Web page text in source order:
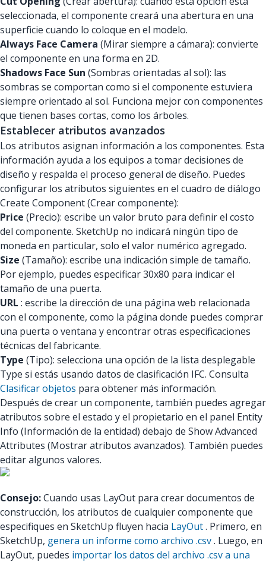
seleccionada, el componente creará una abertura en una
superficie cuando lo coloque en el modelo.
Always Face Camera (Mirar siempre a cámara): convierte
el componente en una forma en 2D.
Shadows Face Sun (Sombras orientadas al sol): las
sombras se comportan como si el componente estuviera
siempre orientado al sol. Funciona mejor con componentes
que tienen bases cortas, como los árboles.
Establecer atributos avanzados
Los atributos asignan información a los componentes. Esta
información ayuda a los equipos a tomar decisiones de
diseño y respalda el proceso general de diseño. Puedes
configurar los atributos siguientes en el cuadro de diálogo
Create Component (Crear componente):
Price (Precio): escribe un valor bruto para definir el costo
del componente. SketchUp no indicará ningún tipo de
moneda en particular, solo el valor numérico agregado.
Size (Tamaño): escribe una indicación simple de tamaño.
Por ejemplo, puedes especificar 30x80 para indicar el
tamaño de una puerta.
URL : escribe la dirección de una página web relacionada
con el componente, como la página donde puedes comprar
una puerta o ventana y encontrar otras especificaciones
técnicas del fabricante.
Type (Tipo): selecciona una opción de la lista desplegable
Type si estás usando datos de clasificación IFC. Consulta
Clasificar objetos para obtener más información.
Después de crear un componente, también puedes agregar
atributos sobre el estado y el propietario en el panel Entity
Info (Información de la entidad) debajo de Show Advanced
Attributes (Mostrar atributos avanzados). También puedes
editar algunos valores.
Consejo:Cuando usas LayOut para crear documentos de
construcción, los atributos de cualquier componente que
especifiques en SketchUp fluyen hacia LayOut. Primero, en
SketchUp, genera un informe como archivo .csv. Luego, en
LayOut, puedes importar los datos del archivo .csv a una